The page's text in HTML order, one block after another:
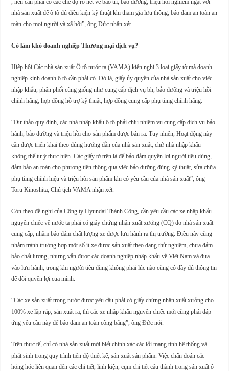
, nên cần phải có các chế độ rõ nét về bảo trì, bảo dưỡng, triệu hồi nghiêm ngặt với
nhà sản xuất để ô tô đủ điều kiện kỹ thuật khi tham gia lưu thông, bảo đảm an toàn an
toàn cho mọi người và xã hội”, ông Đức nhận xét.
Có làm khó doanh nghiệp Thương mại dịch vụ?
Hiệp hội Các nhà sản xuất Ô tô nước ta (VAMA) kiến nghị 3 loại giấy tờ mà doanh
nghiệp kinh doanh ô tô cần phải có. Đó là, giấy ủy quyền của nhà sản xuất cho việc
nhập khẩu, phân phối cũng giống như cung cấp dịch vụ bh, bảo dưỡng và triệu hồi
chính hãng; hợp đồng hỗ trợ kỹ thuật; hợp đồng cung cấp phụ tùng chính hãng.
“Dự thảo quy định, các nhà nhập khẩu ô tô phải chịu nhiệm vụ cung cấp dịch vụ bảo
hành, bảo dưỡng và triệu hồi cho sản phẩm được bán ra. Tuy nhiên, Hoạt động này
cần được triển khai theo đúng hướng dẫn của nhà sản xuất, chứ nhà nhập khẩu
không thể tự ý thực hiện. Các giấy tờ trên là để bảo đảm quyền lợi người tiêu dùng,
đảm bảo an toàn cho phương tiện thông qua việc bảo dưỡng đúng kỹ thuật, sửa chữa
phụ tùng chính hiệu và triệu hồi sản phẩm khi có yêu cầu của nhà sản xuất”, ông
Toru Kinoshita, Chủ tịch VAMA nhận xét.
Còn theo đề nghị của Công ty Hyundai Thành Công, cần yêu cầu các xe nhập khẩu
nguyên chiếc về nước ta phải có giấy chứng nhận xuất xưởng (CQ) do nhà sản xuất
cung cấp, nhằm bảo đảm chất lượng xe được lưu hành ra thị trường. Điều này cũng
nhằm tránh trường hợp một số ít xe được sản xuất theo dạng thử nghiệm, chưa đảm
bảo chất lượng, nhưng vẫn được các doanh nghiệp nhập khẩu về Việt Nam và đưa
vào lưu hành, trong khi người tiêu dùng không phải lúc nào cũng có đầy đủ thông tin
để đòi quyền lợi của mình.
“Các xe sản xuất trong nước được yêu cầu phải có giấy chứng nhận xuất xưởng cho
100% xe lắp ráp, sản xuất ra, thì các xe nhập khẩu nguyên chiếc mới cũng phải đáp
ứng yêu cầu này để bảo đảm an toàn công bằng”, ông Đức nói.
Trên thực tế, chỉ có nhà sản xuất mới biết chính xác các lỗi mang tính hệ thống và
phát sinh trong quy trình tiến độ thiết kế, sản xuất sản phẩm. Việc chẩn đoán các
hỏng hóc liên quan đến các chi tiết, linh kiện, cụm chi tiết cấu thành trong sản xuất ô